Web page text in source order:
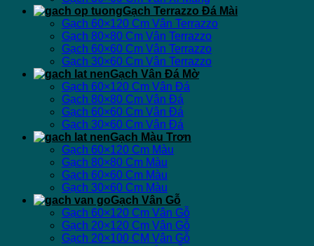
Gạch Terrazzo Đá Mài
Gạch 60×120 Cm Vân Terrazzo
Gạch 80×80 Cm Vân Terrazzo
Gạch 60×60 Cm Vân Terrazzo
Gạch 30×60 Cm Vân Terrazzo
Gạch Vân Đá Mờ
Gạch 60×120 Cm Vân Đá
Gạch 80×80 Cm Vân Đá
Gạch 60×60 Cm Vân Đá
Gạch 30×60 Cm Vân Đá
Gạch Màu Trơn
Gạch 60×120 Cm Màu
Gạch 80×80 Cm Màu
Gạch 60×60 Cm Màu
Gạch 30×60 Cm Màu
Gạch Vân Gỗ
Gạch 60×120 Cm Vân Gỗ
Gạch 20×120 Cm Vân Gỗ
Gạch 20×100 CM Vân Gỗ